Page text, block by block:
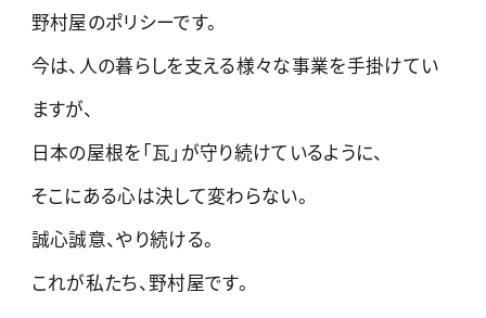
野村屋のポリシーです。
今は、人の暮らしを支える様々な事業を手掛けてい
ますが、
日本の屋根を「瓦」が守り続けているように、
そこにある心は決して変わらない。
誠心誠意、やり続ける。
これが私たち、野村屋です。